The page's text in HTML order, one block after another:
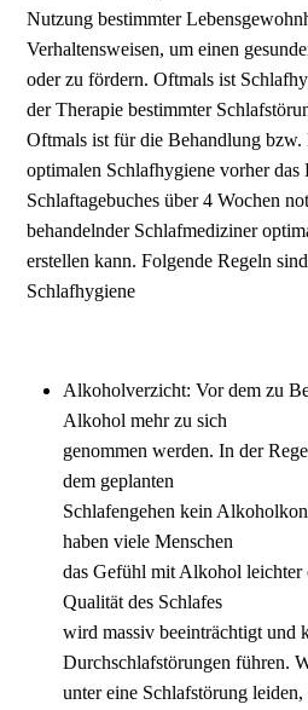
Nutzung bestimmter
Verhaltensweisen, um einen
oder zu fördern. Oftmals ist
der Therapie bestimmter
Oftmals ist für die Behandlung
optimalen Schlafhygiene vorher das
Schlaftagebuches über 4 Wochen
behandelnder Schlafmediziner
erstellen kann. Folgende Regeln
Schlafhygiene
Alkoholverzicht: Vor dem zu
Alkohol mehr zu sich
genommen werden. In der
dem geplanten
Schlafengehen kein
haben viele Menschen
das Gefühl mit Alkohol leichter
Qualität des Schlafes
wird massiv beeinträchtigt und
Durchschlafstörungen führen.
unter eine Schlafstörung